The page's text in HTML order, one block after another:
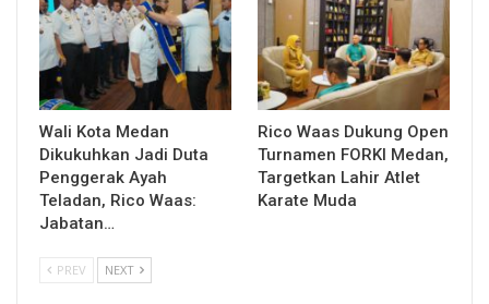
Wali Kota Medan
Dikukuhkan Jadi Duta
Penggerak Ayah
Teladan, Rico Waas:
Jabatan…
Rico Waas Dukung Open
Turnamen FORKI Medan,
Targetkan Lahir Atlet
Karate Muda
PREV NEXT